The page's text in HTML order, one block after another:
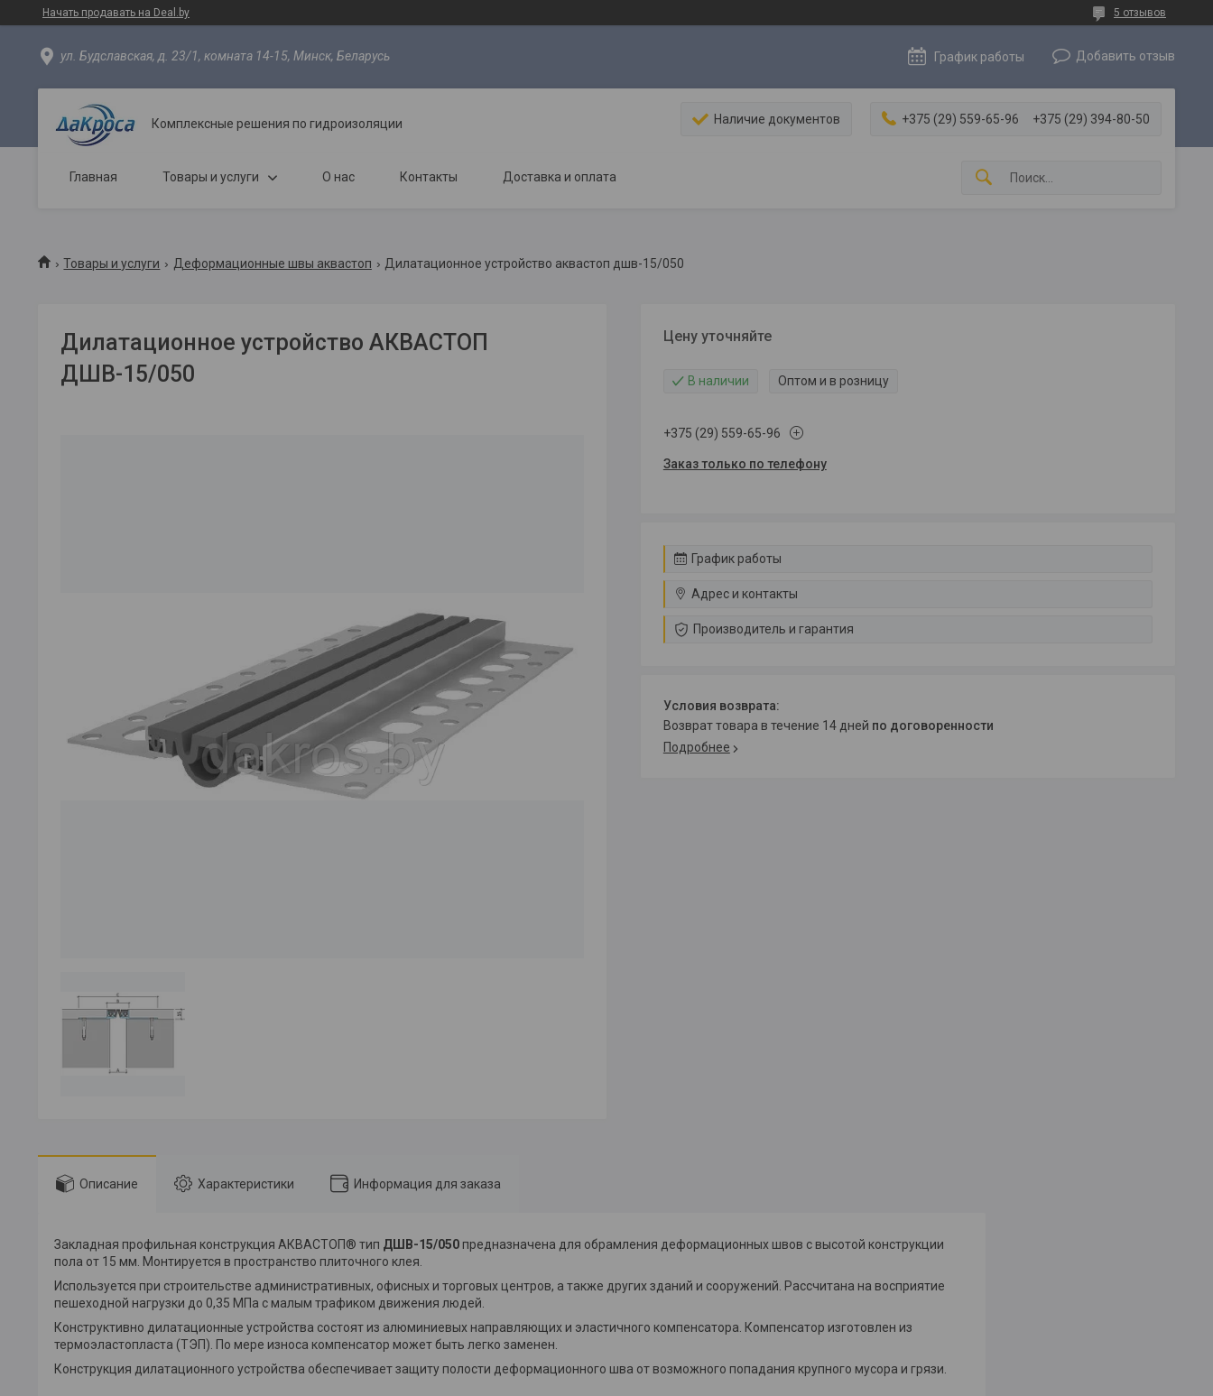
Начать продавать на Deal.by 5 отзывов
ул. Будславская, д. 23/1, комната 14-15, Минск, Беларусь График работы Добавить отзыв
Комплексные решения по гидроизоляции Наличие документов +375 (29) 559-65-96 +375 (29) 394-80-50
Главная Товары и услуги О нас Контакты Доставка и оплата
Товары и услуги Деформационные швы аквастоп Дилатационное устройство аквастоп дшв-15/050
Дилатационное устройство АКВАСТОП
ДШВ-15/050
Цену уточняйте
В наличии Оптом и в розницу
+375 (29) 559-65-96
Заказ только по телефону
График работы
Адрес и контакты
Производитель и гарантия
возврат товара в течение 14 дней по договоренности
Подробнее
Описание Характеристики Информация для заказа
Закладная профильная конструкция АКВАСТОП® тип ДШВ-15/050предназначена для обрамления деформационных швов с высотой конструкции
пола от 15 мм. Монтируется в пространство плиточного клея.
Используется при строительстве административных, офисных и торговых центров, а также других зданий и сооружений. Рассчитана на восприятие
пешеходной нагрузки до 0,35 МПа с малым трафиком движения людей.
Конструктивно дилатационные устройства состоят из алюминиевых направляющих и эластичного компенсатора. Компенсатор изготовлен из
термоэластопласта (ТЭП). По мере износа компенсатор может быть легко заменен.
Конструкция дилатационного устройства обеспечивает защиту полости деформационного шва от возможного попадания крупного мусора и грязи.